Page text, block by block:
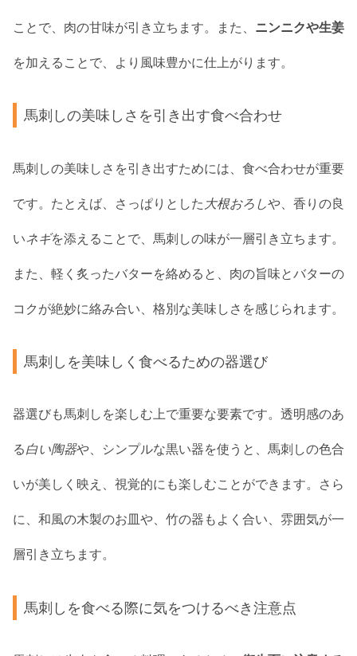
ことで、肉の甘味が引き立ちます。また、 ニンニクや生姜
を加えることで、より風味豊かに仕上がります。
馬刺しの美味しさを引き出す食べ合わせ
馬刺しの美味しさを引き出すためには、食べ合わせが重要
です。たとえば、さっぱりとした 大根おろしや、香りの良
いネギを添えることで、馬刺しの味が一層引き立ちます。
また、軽く炙ったバターを絡めると、肉の旨味とバターの
コクが絶妙に絡み合い、格別な美味しさを感じられます。
馬刺しを美味しく食べるための器選び
器選びも馬刺しを楽しむ上で重要な要素です。透明感のあ
る白い陶器や、シンプルな黒い器を使うと、馬刺しの色合
いが美しく映え、視覚的にも楽しむことができます。さら
に、和風の木製のお皿や、竹の器もよく合い、雰囲気が一
層引き立ちます。
馬刺しを食べる際に気をつけるべき注意点